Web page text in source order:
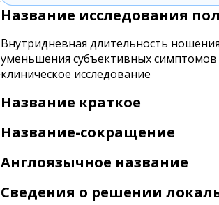
Название исследования
Внутридневная длительность
уменьшения субъективных
клиническое исследование
Название краткое
Название-сокращение
Англоязычное название
Сведения о решении